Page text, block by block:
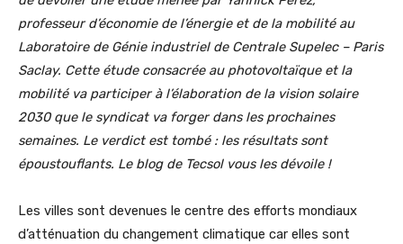
professeur d’économie de l’énergie et de la mobilité au
Laboratoire de Génie industriel de Centrale Supelec – Paris
Saclay. Cette étude consacrée au photovoltaïque et la
mobilité va participer à l’élaboration de la vision solaire
2030 que le syndicat va forger dans les prochaines
semaines. Le verdict est tombé : les résultats sont
époustouflants. Le blog de Tecsol vous les dévoile !
Les villes sont devenues le centre des efforts mondiaux
d’atténuation du changement climatique car elles sont